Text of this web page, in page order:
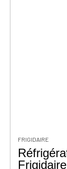
FRIGIDAIRE